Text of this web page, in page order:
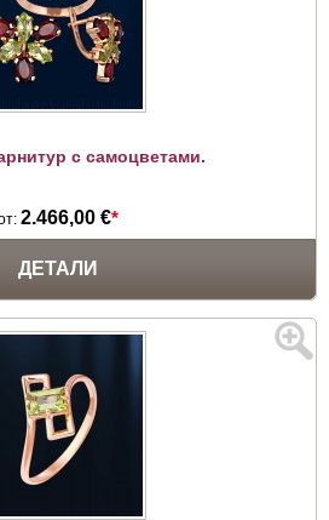
с самоцветами.
2.466,00 €*
ДЕТАЛИ